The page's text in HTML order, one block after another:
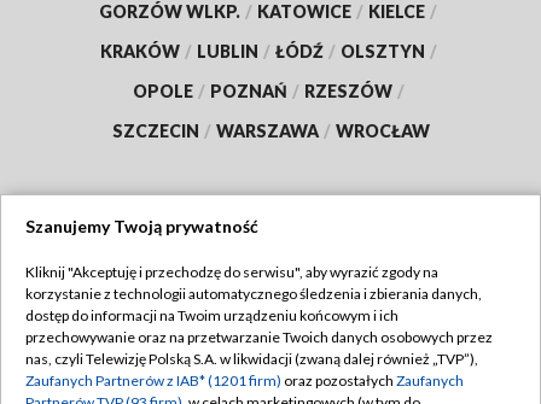
GORZÓW WLKP. / KATOWICE / KIELCE /
KRAKÓW / LUBLIN / ŁÓDŹ / OLSZTYN /
OPOLE / POZNAŃ / RZESZÓW /
SZCZECIN / WARSZAWA / WROCŁAW
TVP
Abonament TVP
Emisja w TVP
Regulamin TVP
Polityka prywatności
Szanujemy Twoją prywatność
Kliknij "Akceptuję i przechodzę do serwisu", aby wyrazić zgody na
korzystanie z technologii automatycznego śledzenia i zbierania danych,
dostęp do informacji na Twoim urządzeniu końcowym i ich
przechowywanie oraz na przetwarzanie Twoich danych osobowych przez
nas, czyli Telewizję Polską S.A. w likwidacji (zwaną dalej również „TVP”),
Zaufanych Partnerów z IAB* (1201 firm) oraz pozostałych Zaufanych